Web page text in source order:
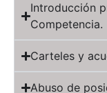
Introducción
Competencia.
Carteles y
Abuso de